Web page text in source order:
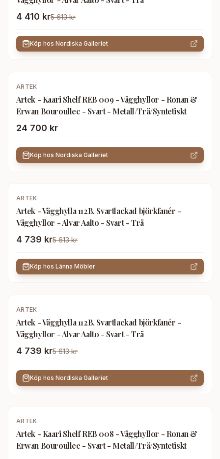
4 410 kr5 613 kr
Köp hos Nordiska Galleriet
ARTEK
Artek - Kaari Shelf REB 009 - Vägghyllor - Ronan &
Erwan Bouroullec - Svart - Metall/Trä/Syntetiskt
24 700 kr
Köp hos Nordiska Galleriet
-16%
ARTEK
Artek - Vägghylla 112B, Svartlackad björkfanér -
Vägghyllor - Alvar Aalto - Svart - Trä
4 739 kr5 613 kr
Köp hos Länna Möbler
-16%
ARTEK
Artek - Vägghylla 112B, Svartlackad björkfanér -
Vägghyllor - Alvar Aalto - Svart - Trä
4 739 kr5 613 kr
Köp hos Nordiska Galleriet
ARTEK
Artek - Kaari Shelf REB 008 - Vägghyllor - Ronan &
Erwan Bouroullec - Svart - Metall/Trä/Syntetiskt